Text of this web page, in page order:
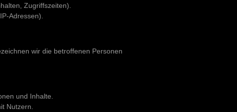
Zugriffszeiten).
Adressen).
wir die betroffenen Personen
und Inhalte.
Nutzern.